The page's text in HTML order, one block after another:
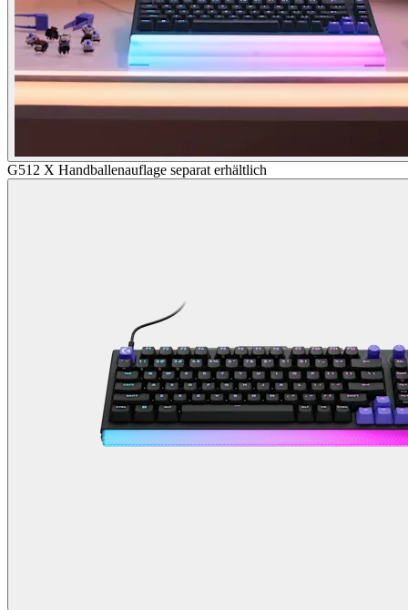
G512 X Handballenauflage separat erhältlich